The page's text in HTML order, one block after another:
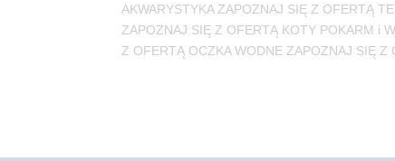
AKWARYSTYKA ZAPOZNAJ SIĘ Z OFERTĄ
ZAPOZNAJ SIĘ Z OFERTĄ KOTY POKARM i
Z OFERTĄ OCZKA WODNE ZAPOZNAJ SIĘ Z